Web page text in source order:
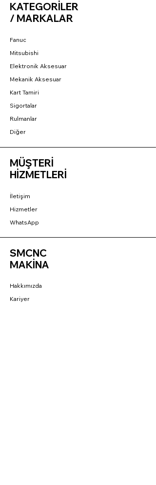
KATEGORİLER
/ MARKALAR
Fanuc
Mitsubishi
Elektronik Aksesuar
Mekanik Aksesuar
Kart Tamiri
Sigortalar
Rulmanlar
Diğer
MÜŞTERİ
HİZMETLERİ
İletişim
Hizmetler
WhatsApp
SMCNC
MAKİNA
Hakkımızda
Kariyer